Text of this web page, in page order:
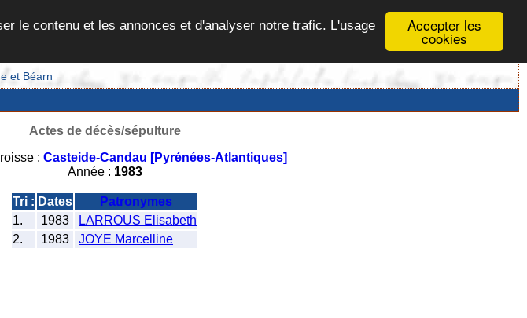
Accepter les
cookies
le contenu et les annonces et d'analyser notre trafic. L'usage
et Béarn
Actes de décès/sépulture
: Casteide-Candau [Pyrénées-Atlantiques]
Année : 1983
Tri : Dates
Patronymes
1.
1983
LARROUS Elisabeth
2.
1983 JOYE Marcelline